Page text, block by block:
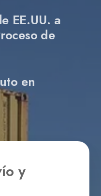
y
EE.UU. a
de
en